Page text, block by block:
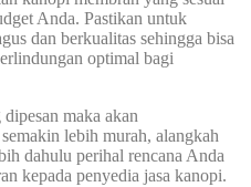
Anda. Pastikan untuk
dan berkualitas sehingga bisa
optimal bagi
maka akan
lebih murah, alangkah
dahulu perihal rencana Anda
kepada penyedia jasa kanopi.